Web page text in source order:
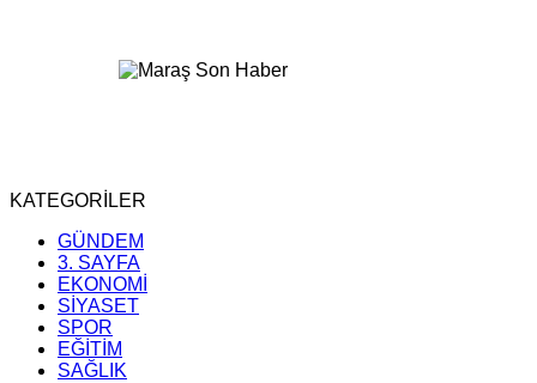
KATEGORİLER
GÜNDEM
3. SAYFA
EKONOMİ
SİYASET
SPOR
EĞİTİM
SAĞLIK